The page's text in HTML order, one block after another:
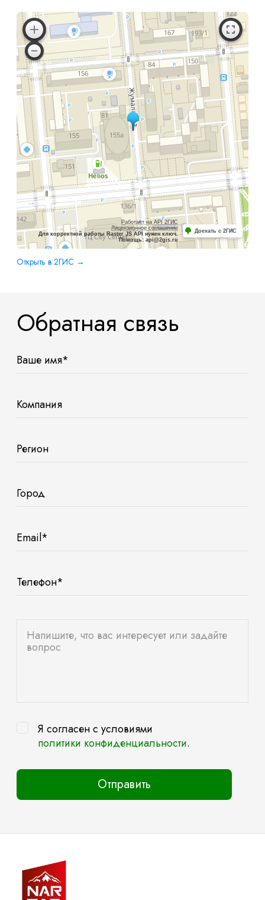
Работает на API 2ГИС
Лицензионное соглашение
Для корректной работы Raster JS API нужен ключ.
Помощь: api@2gis.ru
Доехать с 2ГИС
Открыть в 2ГИС →
Обратная связь
Я согласен с условиями
политики конфиденциальности.
Отправить